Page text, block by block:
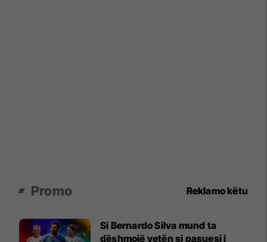
Promo Reklamo këtu
Si Bernardo Silva mund ta
dëshmojë vetën si pasuesi i